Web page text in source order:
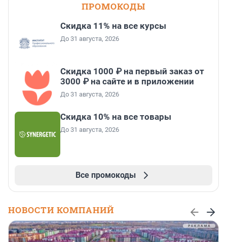
ПРОМОКОДЫ
Скидка 11% на все курсы
До 31 августа, 2026
Скидка 1000 ₽ на первый заказ от
3000 ₽ на сайте и в приложении
До 31 августа, 2026
Скидка 10% на все товары
До 31 августа, 2026
Все промокоды
НОВОСТИ КОМПАНИЙ